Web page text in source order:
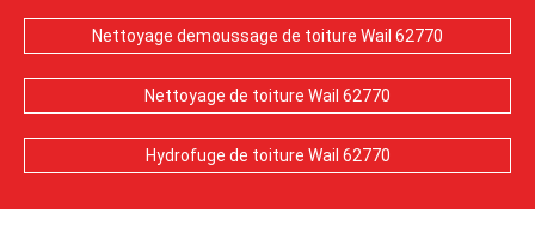
Nettoyage demoussage de toiture Wail 62770
Nettoyage de toiture Wail 62770
Hydrofuge de toiture Wail 62770